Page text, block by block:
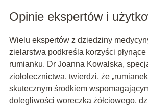
Opinie ekspertów i
Wielu ekspertów z dziedziny
zielarstwa podkreśla korzyści
rumianku. Dr Joanna Kowalska,
ziołolecznictwa, twierdzi, że
skutecznym środkiem
dolegliwości woreczka żółciowego,